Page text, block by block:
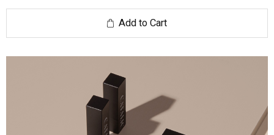
Add to Cart